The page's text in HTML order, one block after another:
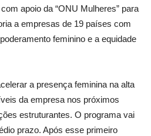
apoio da “ONU Mulheres” para
a empresas de 19 países com
feminino e a equidade
a presença feminina na alta
da empresa nos próximos
estruturantes. O programa vai
prazo. Após esse primeiro